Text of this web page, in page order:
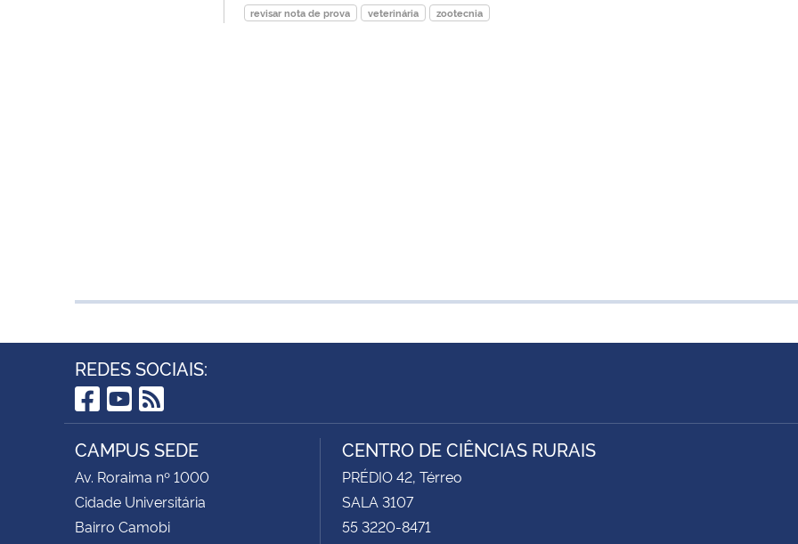
revisar nota de prova
veterinária zootecnia
REDES SOCIAIS:
Facebook
YouTube
RSS
CAMPUS SEDE
Av. Roraima nº 1000
Cidade Universitária
Bairro Camobi
CENTRO DE CIÊNCIAS RURAIS
PRÉDIO 42, Térreo
SALA 3107
55 3220-8471